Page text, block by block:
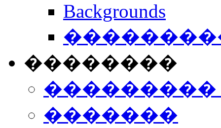
Backgrounds
��������
���������
�������